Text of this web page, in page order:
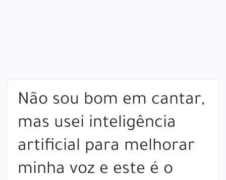
Não sou bom em cantar,
mas usei inteligência
artificial para melhorar
minha voz e este é o